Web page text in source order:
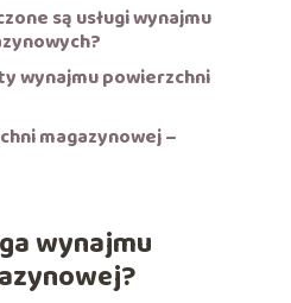
są usługi wynajmu
wynajmu powierzchni
magazynowej –
wynajmu